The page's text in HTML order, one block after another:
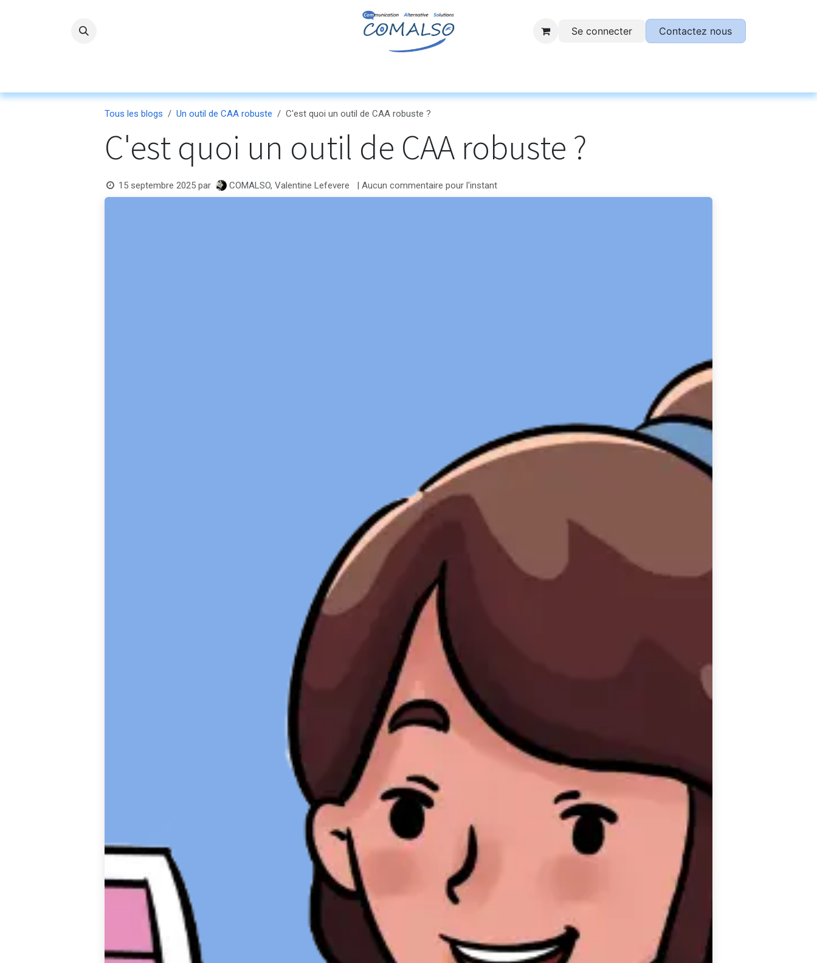
Se connecter Contactez nous
Tous les blogs Un outil de CAA robuste C'est quoi un outil de CAA robuste ?
C'est quoi un outil de CAA robuste ?
15 septembre 2025 par COMALSO, Valentine Lefevere | Aucun commentaire pour l'instant